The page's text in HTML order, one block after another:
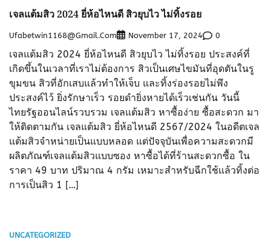
เจลแต้มสิว 2024 ยี่ห้อไหนดี สิวยุบไว ไม่ทิ้งรอย
Ufabetwin1168@gmail.com November 17, 2024 0
เจลแต้มสิว 2024 ยี่ห้อไหนดี สิวยุบไว ไม่ทิ้งรอย ประสงค์ที่
เกิดขึ้นในเวลาที่เราไม่ต้องการ สิวเป็นเศษไขมันที่อุดตันในรู
ขุมขน สิวที่อักเสบแล้วทำให้เจ็บ และทิ้งร่องรอยไม่พึง
ประสงค์ไว้ ยิ่งรักษาเร็ว รอยดำยิ่งหายได้เร็วเช่นกัน วันนี้
ไทยรัฐออนไลน์รวบรวม เจลแต้มสิว หาซื้อง่าย ซื้อสะดวก มา
ให้ติดตามกัน เจลแต้มสิว ยี่ห้อไหนดี 2567/2024 ในอดีตเจล
แต้มสิวจำหน่ายเป็นแบบหลอด แต่ปัจจุบันเพื่อความสะดวกมี
ผลิตภัณฑ์เจลแต้มสิวแบบซอง หาซื้อได้ที่ร้านสะดวกซื้อ ใน
ราคา 49 บาท ปริมาณ 4 กรัม เหมาะสำหรับฉีกใช้แล้วทิ้งต่อ
การเป็นสิว 1 […]
UNCATEGORIZED